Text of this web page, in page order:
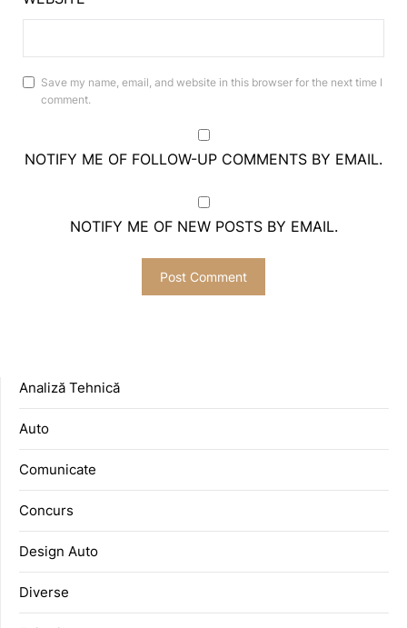
Save my name, email, and website in this browser for the next time I
comment.
NOTIFY ME OF FOLLOW-UP COMMENTS BY EMAIL.
NOTIFY ME OF NEW POSTS BY EMAIL.
Analiză Tehnică
Auto
Comunicate
Concurs
Design Auto
Diverse